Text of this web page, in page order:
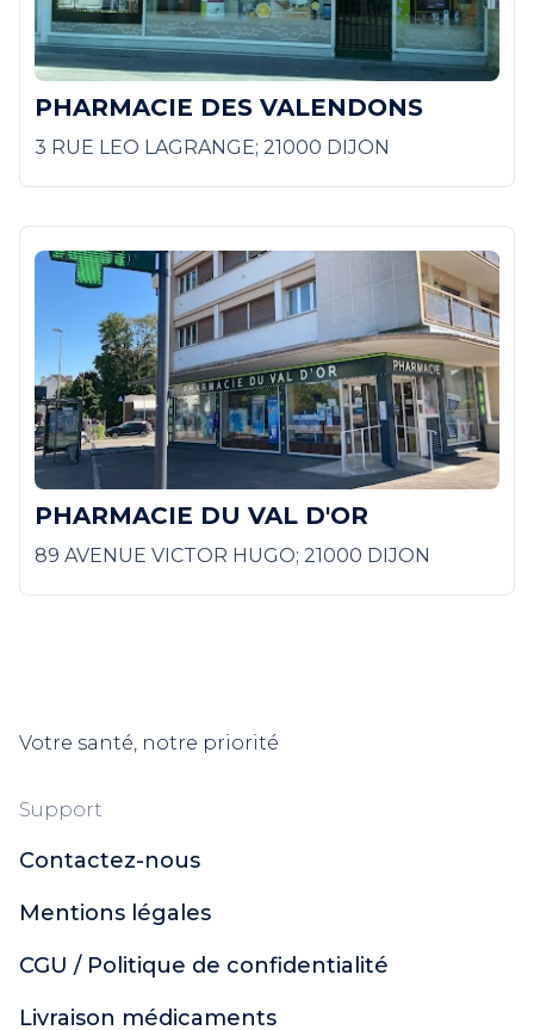
PHARMACIE DES VALENDONS
3 RUE LEO LAGRANGE; 21000 DIJON
PHARMACIE DU VAL D'OR
89 AVENUE VICTOR HUGO; 21000 DIJON
Votre santé, notre priorité
Support
Contactez-nous
Mentions légales
CGU / Politique de confidentialité
Livraison médicaments